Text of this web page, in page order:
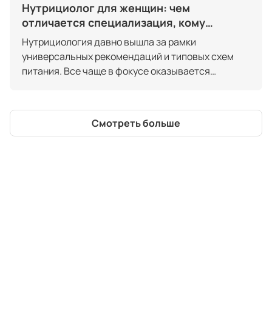
Нутрициолог для женщин: чем
отличается специализация, кому
подходит и как получить профессию
Нутрициология давно вышла за рамки
универсальных рекомендаций и типовых схем
питания. Все чаще в фокусе оказывается
репродуктивные этапы и возрастные изменения.
Именно поэтому направление «нутрициолог для
Смотреть больше